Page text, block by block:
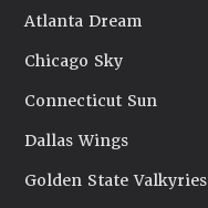
Atlanta Dream
Chicago Sky
Connecticut Sun
Dallas Wings
Golden State Valkyries